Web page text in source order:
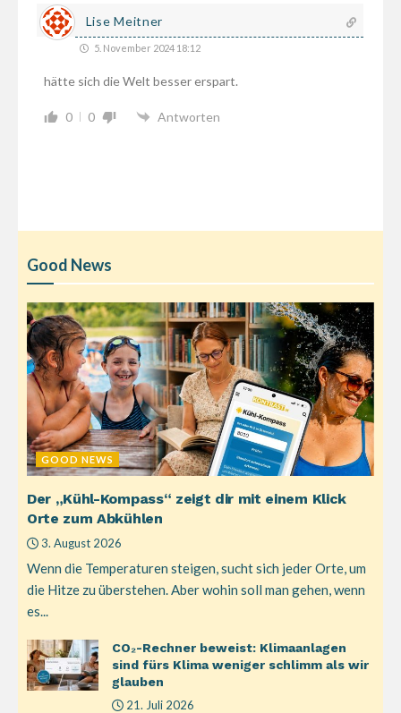
Lise Meitner
5. November 2024 18:12
hätte sich die Welt besser erspart.
0 0 Antworten
Good News
GOOD NEWS
Der „Kühl-Kompass“ zeigt dir mit einem Klick
Orte zum Abkühlen
3. August 2026
Wenn die Temperaturen steigen, sucht sich jeder Orte, um
die Hitze zu überstehen. Aber wohin soll man gehen, wenn
es...
CO₂-Rechner beweist: Klimaanlagen
sind fürs Klima weniger schlimm als wir
glauben
21. Juli 2026